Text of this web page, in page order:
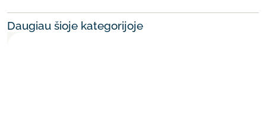
Daugiau šioje kategorijoje